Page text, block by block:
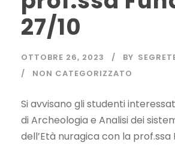
27/10
OTTOBRE 26, 2023 BY
NON CATEGORIZZATO
Si avvisano gli studenti
di Archeologia e Analisi dei
dell’Età nuragica con la prof.ssa